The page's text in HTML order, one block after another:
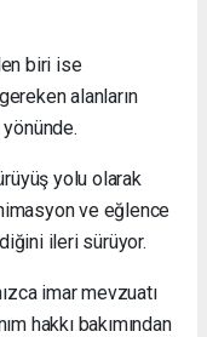
biri ise
alanların
yolu olarak
ve eğlence
ileri sürüyor.
imar mevzuatı
hakkı bakımından